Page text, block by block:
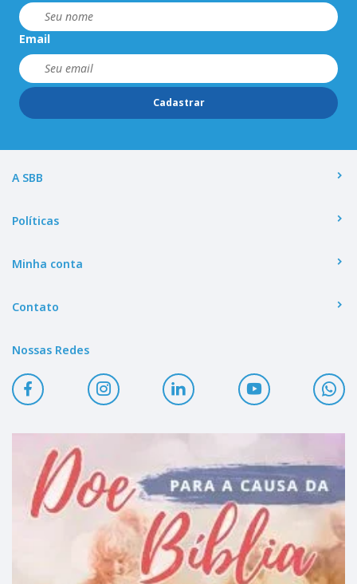
Email
Cadastrar
A SBB
Políticas
Minha conta
Contato
Nossas Redes